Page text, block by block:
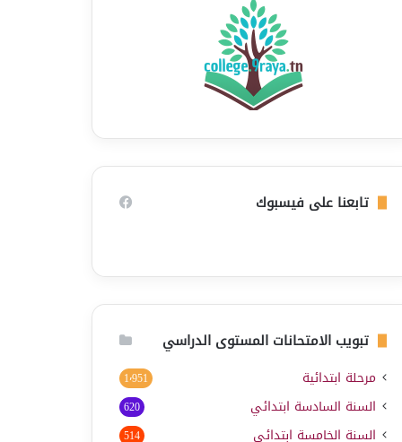
تابعنا على فيسبوك
تبويب الامتحانات المستوى الدراسي
مرحلة ابتدائية 1٬951
السنة السادسة ابتدائي 620
السنة الخامسة ابتدائي 514